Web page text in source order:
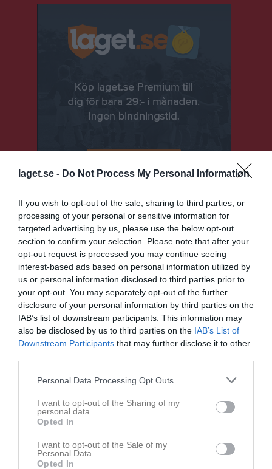
laget.se - Do Not Process My Personal Information
If you wish to opt-out of the sale, sharing to third parties, or
processing of your personal or sensitive information for
targeted advertising by us, please use the below opt-out
section to confirm your selection. Please note that after your
opt-out request is processed you may continue seeing
interest-based ads based on personal information utilized by
us or personal information disclosed to third parties prior to
your opt-out. You may separately opt-out of the further
disclosure of your personal information by third parties on the
IAB’s list of downstream participants. This information may
also be disclosed by us to third parties on the IAB’s List of
Downstream Participants that may further disclose it to other
Personal Data Processing Opt Outs
I want to opt-out of the Sharing of my
personal data.
Opted In
I want to opt-out of the Sale of my
Personal Data.
Opted In
Senast uppladdade video
Skottramp på studan
Unik BK P04 har byggt en skottramp på studan. A...
Helenelund 2017-01
44 bilder